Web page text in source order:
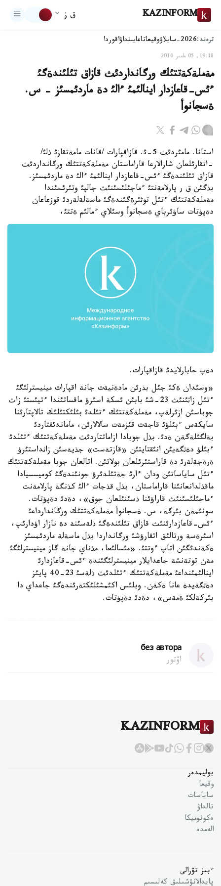
KAZINFORM ق ز
ترەند:2026-سايلاۋ وقيعاتاعايىنداۋاقوردا
19:18, 05 مامىر 2010
مةملةكةتتئك ورگانداردئث قازاق تئلئندةگئ
ءئس-قاعازدار اينالئمئ ءالئ دة ماردئمسئز - س.
ةسجانوأ
استانا. مامئردئث 5-ئ. قازاقپارات /قانات مامةتقازئ ذلئ/
-اتقارئلعان شارالارعا قاراماستان مةملةكةتتئك ورگانداردئث
قازاق تئلئندةگئ ءئس-قاعازدار اينالئمئ ءالئ دة ماردئمسئز.
بذگئن ق ر پارلامةنتئ ءماجئلئسئنئث جالپئ وتئرئسئندا
مةملةكةتتئك ءتئل توثئرةگئندةگئ ماسةلةلةردئ قوزعاعان
دةپؤتات ساؤئرباي ةسجانوأ وسئلاي ءمالئم ةتتئ،
دةپ حابارلايدئ قازاقپارات.
«وسئدان ةكئ جئل بذرئن مادةنيةت جانة اقپارات مينيسترلئگئ
ءتئل زاثئنئث 23-شئ بابئن ئسكة اسئرؤ ماقساتئندا ءتيئستئ زاث
جوباسئن ازئرلةپ، مةملةكةتتئك ءتئلدئ بئلئكتئلئك تالاپتارئنا
سايكةس ءبئلؤئ قاجةت قئزمةت سالالارئن، ماماندئقتاردئ
بةلگئلةگةن ةدئ. بذل جوبادا ازاماتتاردئث مةملةكةتتئك ءتئلدئ
ءبئلؤ دةثگةيئن انئقتايتئن «قازتةست» جذيةسئن زاثداستئرؤ
ةرةجةلةرئ دة قاراستئرئلعان بولاتئن. اتالعان جوبا مةملةكةتتئك
ءتئل ساياساتئن ودان ءارئ جةتئلدئرؤ جونئندةگئ كوميسسيادا
ماقذلدانعانئنا قاراماستان، بذل قذجات ءالئ كذنگة پارلامةنت
ءماجئلئسئنئث قاراؤئنا ذسئنئلعان جوق»، دةدئ دةپؤتات.
سونئمةن بئرگة، س. ةسجانوأ مةملةكةتتئك ورگاندارداعئ
ءئس-قاعازدارئنئث قازاق تئلئندةگئ ذلةسئنة دة نازار اؤدارئپ،
اسئرةسة ورتالئق اتقارؤشئ ورگانداردا بذل ماسةلة ماردئمسئز
ةكةندئگئن اتاپ ءوتتئ. «مئسالئعا، مذناي جانة گاز مينيسترلئگئ
مةن توتةنشة جاعدايلار مينيسترلئگئندة ءئس-قاعازدارئ
اينالئمئنداعئ مةملةكةتتئك ءتئلدئث ذلةسئ 23-40 پايئز
دةثگةيدة عانا ةكةن. وبلئس اكئمشئلئكتةرئندةگئ جاعداي دا
بئركةلكئ ةمةس»، دةدئ دةپؤتات.
без автора
اۆتور
KAZINFORM
بوليمدەر
وقيعا
ساياسات
تالداۋ
ەكونوميكا
الەمدە
ءبىز تۋرالى
پايدالانۋشىلىق كەلىسىم